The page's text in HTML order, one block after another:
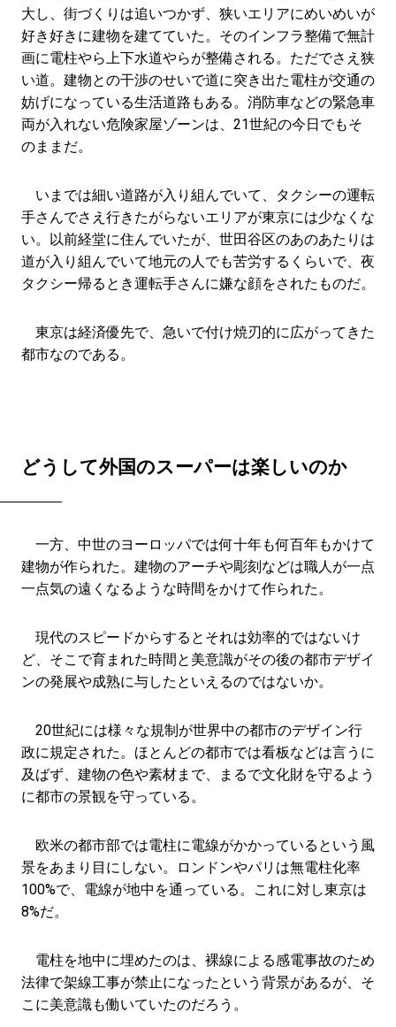
大し、街づくりは追いつかず、狭いエリアにめいめいが
好き好きに建物を建てていた。そのインフラ整備で無計
画に電柱やら上下水道やらが整備される。ただでさえ狭
い道。建物との干渉のせいで道に突き出た電柱が交通の
妨げになっている生活道路もある。消防車などの緊急車
両が入れない危険家屋ゾーンは、21世紀の今日でもそ
のままだ。
いまでは細い道路が入り組んでいて、タクシーの運転
手さんでさえ行きたがらないエリアが東京には少なくな
い。以前経堂に住んでいたが、世田谷区のあのあたりは
道が入り組んでいて地元の人でも苦労するくらいで、夜
タクシー帰るとき運転手さんに嫌な顔をされたものだ。
東京は経済優先で、急いで付け焼刃的に広がってきた
都市なのである。
どうして外国のスーパーは楽しいのか
一方、中世のヨーロッパでは何十年も何百年もかけて
建物が作られた。建物のアーチや彫刻などは職人が一点
一点気の遠くなるような時間をかけて作られた。
現代のスピードからするとそれは効率的ではないけ
ど、そこで育まれた時間と美意識がその後の都市デザイ
ンの発展や成熟に与したといえるのではないか。
20世紀には様々な規制が世界中の都市のデザイン行
政に規定された。ほとんどの都市では看板などは言うに
及ばず、建物の色や素材まで、まるで文化財を守るよう
に都市の景観を守っている。
欧米の都市部では電柱に電線がかかっているという風
景をあまり目にしない。ロンドンやパリは無電柱化率
100%で、電線が地中を通っている。これに対し東京は
8%だ。
電柱を地中に埋めたのは、裸線による感電事故のため
法律で架線工事が禁止になったという背景があるが、そ
こに美意識も働いていたのだろう。